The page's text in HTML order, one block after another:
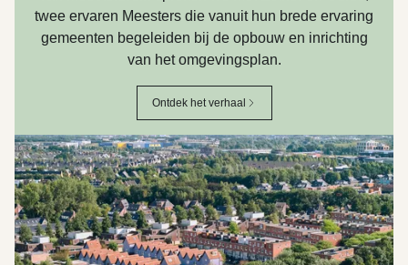
twee ervaren Meesters die vanuit hun brede ervaring
gemeenten begeleiden bij de opbouw en inrichting
van het omgevingsplan.
Ontdek het verhaal